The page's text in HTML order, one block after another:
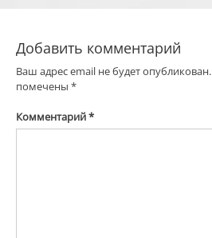
Добавить комментарий
Ваш адрес email не будет опубликован.
помечены *
Комментарий*